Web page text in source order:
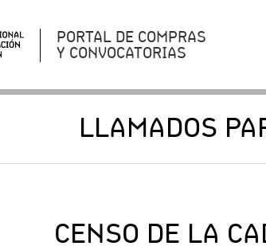
PORTAL DE COMPRAS
Y CONVOCATORIAS
LLAMADOS
CENSO DE LA